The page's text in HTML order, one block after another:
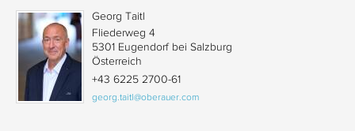
Georg Taitl
Fliederweg 4
5301 Eugendorf bei Salzburg
Österreich
+43 6225 2700-61
georg.taitl@oberauer.com